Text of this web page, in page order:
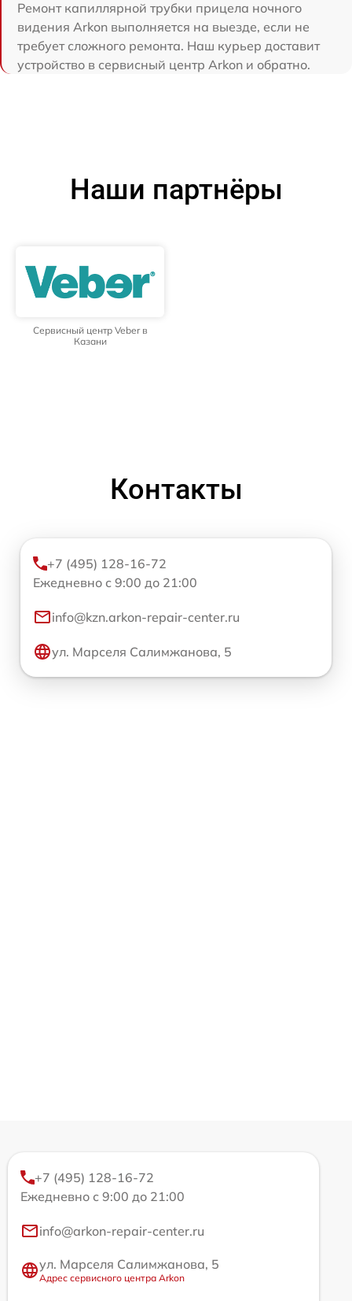
Ремонт капиллярной трубки прицела ночного
видения Arkon выполняется на выезде, если не
требует сложного ремонта. Наш курьер доставит
устройство в сервисный центр Arkon и обратно.
Наши партнёры
Сервисный центр Veber в
Казани
Контакты
+7 (495) 128-16-72
Ежедневно с 9:00 до 21:00
info@kzn.arkon-repair-center.ru
ул. Марселя Салимжанова, 5
+7 (495) 128-16-72
Ежедневно с 9:00 до 21:00
info@arkon-repair-center.ru
ул. Марселя Салимжанова, 5
Адрес сервисного центра Arkon